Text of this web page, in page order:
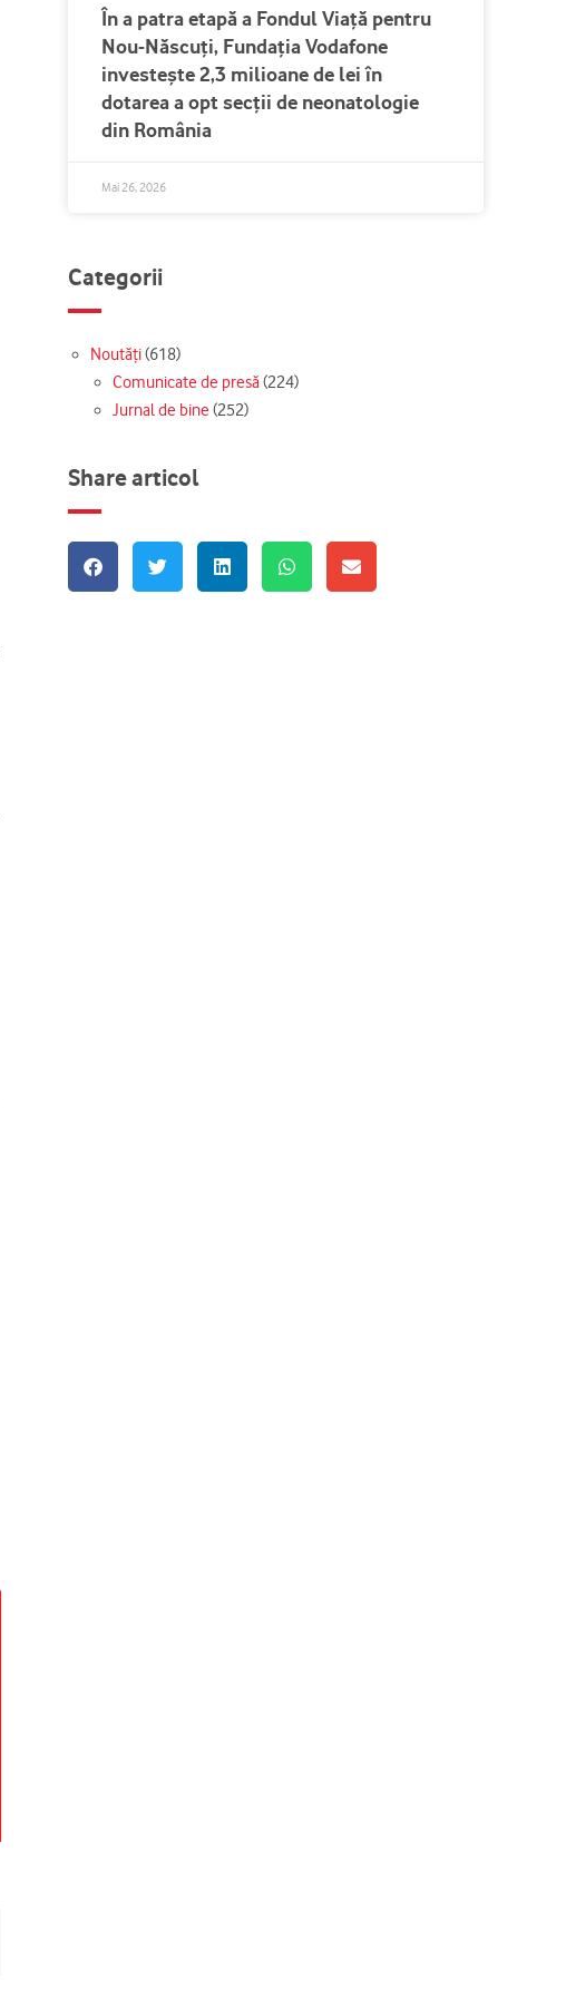
În a patra etapă a Fondul Viață pentru
Nou-Născuți, Fundația Vodafone
investește 2,3 milioane de lei în
dotarea a opt secții de neonatologie
din România
Mai 26, 2026
Categorii
Noutăți(618)
Comunicate de presă(224)
Jurnal de bine (252)
Share articol